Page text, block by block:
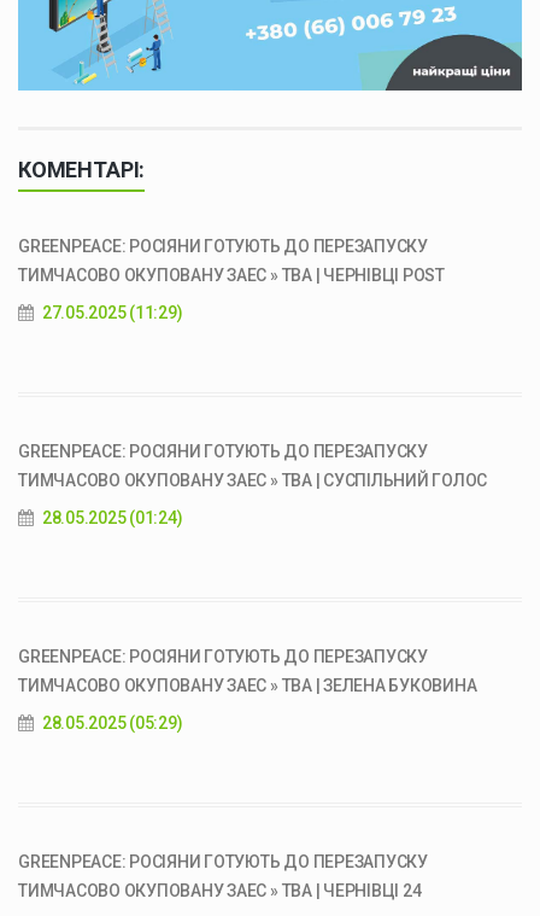
КОМЕНТАРІ:
GREENPEACE: РОСІЯНИ ГОТУЮТЬ ДО ПЕРЕЗАПУСКУ
ТИМЧАСОВО ОКУПОВАНУ ЗАЕС » ТВА | ЧЕРНІВЦІ POST
27.05.2025 (11:29)
GREENPEACE: РОСІЯНИ ГОТУЮТЬ ДО ПЕРЕЗАПУСКУ
ТИМЧАСОВО ОКУПОВАНУ ЗАЕС » ТВА | СУСПІЛЬНИЙ ГОЛОС
28.05.2025 (01:24)
GREENPEACE: РОСІЯНИ ГОТУЮТЬ ДО ПЕРЕЗАПУСКУ
ТИМЧАСОВО ОКУПОВАНУ ЗАЕС » ТВА | ЗЕЛЕНА БУКОВИНА
28.05.2025 (05:29)
GREENPEACE: РОСІЯНИ ГОТУЮТЬ ДО ПЕРЕЗАПУСКУ
ТИМЧАСОВО ОКУПОВАНУ ЗАЕС » ТВА | ЧЕРНІВЦІ 24